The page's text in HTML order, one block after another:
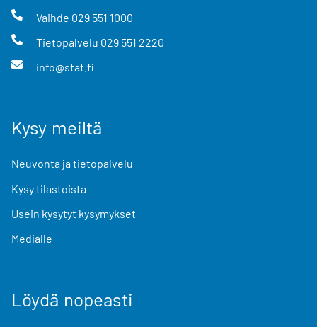
Vaihde 029 551 1000
Tietopalvelu 029 551 2220
info@stat.fi
Kysy meiltä
Neuvonta ja tietopalvelu
Kysy tilastoista
Usein kysytyt kysymykset
Medialle
Löydä nopeasti